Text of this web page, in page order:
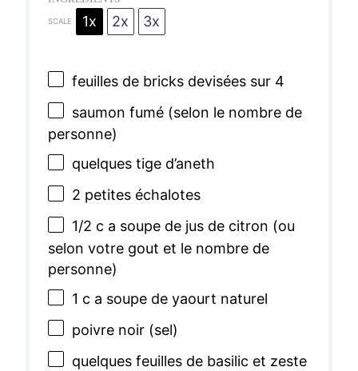
SCALE 1x 2x 3x
feuilles de bricks devisées sur 4
saumon fumé (selon le nombre de
personne)
quelques tige d’aneth
2 petites échalotes
1/2 c a soupe de jus de citron (ou
selon votre gout et le nombre de
personne)
1 c a soupe de yaourt naturel
poivre noir (sel)
quelques feuilles de basilic et zeste